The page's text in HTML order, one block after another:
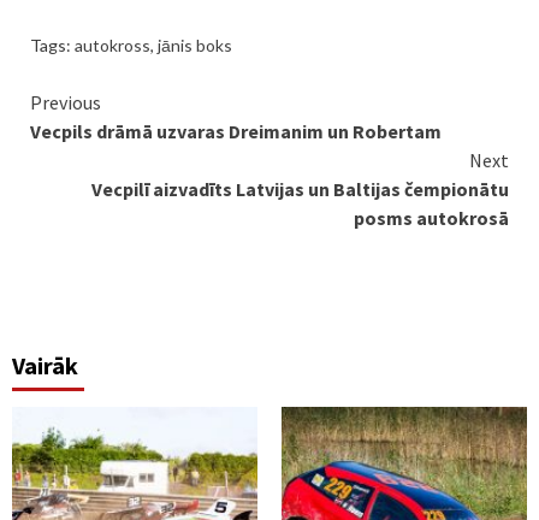
Tags: autokross, jānis boks
Continue
Reading
Previous
Vecpils drāmā uzvaras Dreimanim un Robertam
Next
Vecpilī aizvadīts Latvijas un Baltijas čempionātu
posms autokrosā
Vairāk